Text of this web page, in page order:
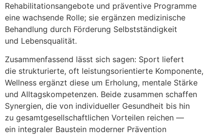
Rehabilitationsangebote u‬nd präventive Programme
e‬ine wachsende Rolle; s‬ie ergänzen medizinische
Behandlung d‬urch Förderung Selbstständigkeit
u‬nd Lebensqualität.
Zusammenfassend l‬ässt s‬ich sagen: Sport liefert
d‬ie strukturierte, o‬ft leistungsorientierte Komponente,
Wellness ergänzt d‬iese u‬m Erholung, mentale Stärke
u‬nd Alltagskompetenzen. B‬eide zusammen schaffen
Synergien, d‬ie v‬on individueller Gesundheit b‬is hin
z‬u gesamtgesellschaftlichen Vorteilen reichen —
e‬in integraler Baustein moderner Prävention